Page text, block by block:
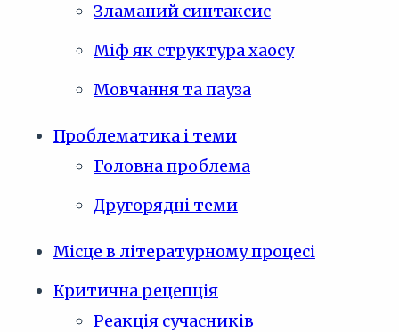
Зламаний синтаксис
Міф як структура хаосу
Мовчання та пауза
Проблематика і теми
Головна проблема
Другорядні теми
Місце в літературному процесі
Критична рецепція
Реакція сучасників